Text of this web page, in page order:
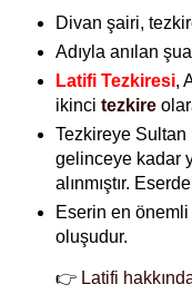
Divan şairi,
Adıyla anılan
Latifi Tezkiresi,
ikinci tezkire
Tezkireye Sultan
gelinceye kadar
alınmıştır.
Eserin en
oluşudur.
👉 Latifi